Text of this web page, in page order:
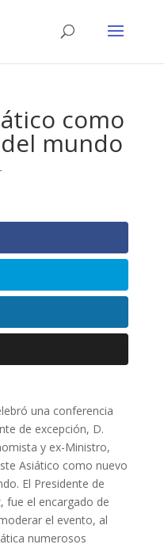
como
mundo
una conferencia
de excepción, D.
y ex-Ministro,
Asiático como nuevo
El Presidente de
fue el encargado de
el evento, al
numerosos